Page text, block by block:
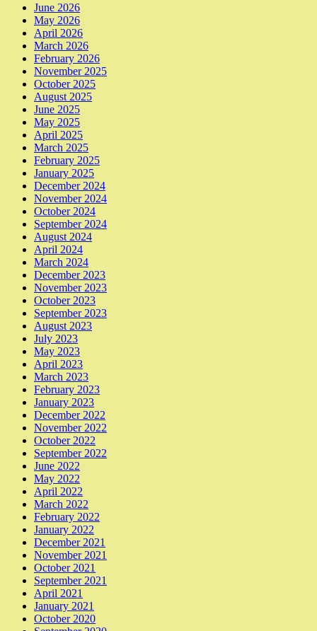
June 2026
May 2026
April 2026
March 2026
February 2026
November 2025
October 2025
August 2025
June 2025
May 2025
April 2025
March 2025
February 2025
January 2025
December 2024
November 2024
October 2024
September 2024
August 2024
April 2024
March 2024
December 2023
November 2023
October 2023
September 2023
August 2023
July 2023
May 2023
April 2023
March 2023
February 2023
January 2023
December 2022
November 2022
October 2022
September 2022
June 2022
May 2022
April 2022
March 2022
February 2022
January 2022
December 2021
November 2021
October 2021
September 2021
April 2021
January 2021
October 2020